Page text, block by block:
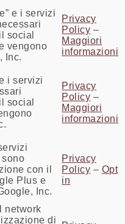
e i servizi
social
vengono
Inc.
Privacy
Policy –
Maggiori
informazioni
i servizi
social
Privacy
Policy –
Maggiori
informazioni
con il
Plus e
Inc.
Privacy
Policy – Opt
in
network
di